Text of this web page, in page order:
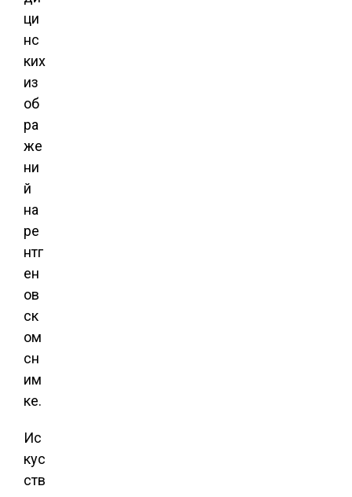
ци
нс
ких
из
об
ра
же
ни
й
на
ре
нтг
ен
ов
ск
ом
сн
им
ке.
Ис
кус
ств